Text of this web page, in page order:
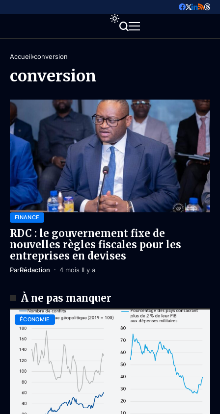
Accueil conversion
conversion
FINANCE
RDC : le gouvernement fixe de
nouvelles règles fiscales pour les
entreprises en devises
ParRédaction 4 mois Il y a
À ne pas manquer
ÉCONOMIE